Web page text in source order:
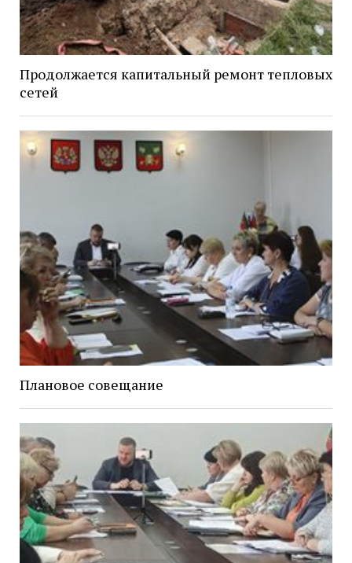
Продолжается капитальный ремонт тепловых
сетей
Плановое совещание